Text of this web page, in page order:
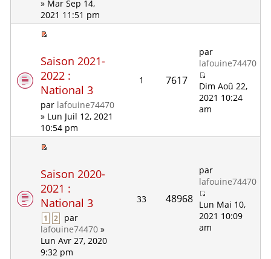
» Mar Sep 14,
2021 11:51 pm
Saison 2021-
2022 :
National 3
par lafouine74470
» Lun Juil 12, 2021
10:54 pm
1 7617
par
lafouine74470
Dim Aoû 22,
2021 10:24
am
Saison 2020-
2021 :
National 3
1 2
par
lafouine74470 »
Lun Avr 27, 2020
9:32 pm
33 48968
par
lafouine74470
Lun Mai 10,
2021 10:09
am